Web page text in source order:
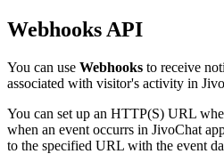
Webhooks API
You can use Webhooks to receive
associated with visitor's activity in
You can set up an HTTP(S) URL
when an event occurrs in JivoChat
to the specified URL with the event